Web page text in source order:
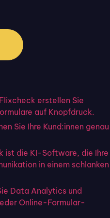
erstellen Sie
auf Knopfdruck.
Sie Ihre Kund:innen genau
ist die KI-Software, die Ihre
in einem schlanken
Data Analytics und
Online-Formular-
Maßnahmen